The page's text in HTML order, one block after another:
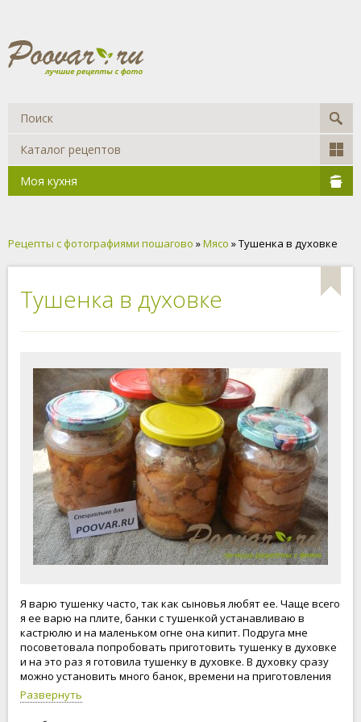
Каталог рецептов
Моя кухня
Рецепты с фотографиями пошагово »Мясо » Тушенка в духовке
Тушенка в духовке
Я варю тушенку часто, так как сыновья любят ее. Чаще всего
я ее варю на плите, банки с тушенкой устанавливаю в
кастрюлю и на маленьком огне она кипит. Подруга мне
посоветовала попробовать приготовить тушенку в духовке
и на это раз я готовила тушенку в духовке. В духовку сразу
можно установить много банок, времени на приготовления
тушенки в духовке требуется столько же сколько и на плите.
Можно и на часик меньше, но для надежности лучше
Развернуть